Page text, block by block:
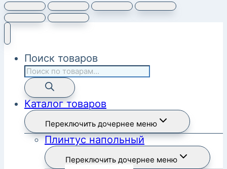
Поиск товаров
Каталог товаров
Переключить дочернее меню
Плинтус напольный
Переключить дочернее меню